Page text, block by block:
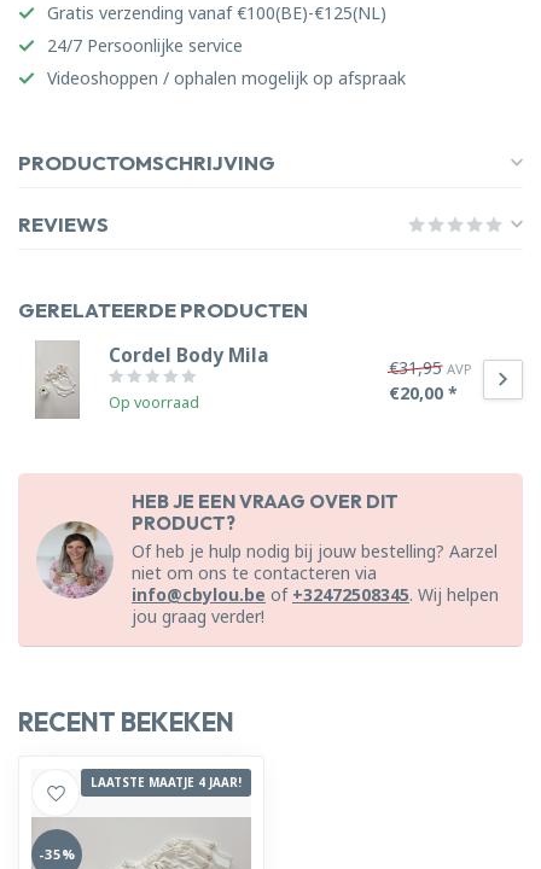
Gratis verzending vanaf €100(BE)-€125(NL)
24/7 Persoonlijke service
Videoshoppen / ophalen mogelijk op afspraak
PRODUCTOMSCHRIJVING
REVIEWS
GERELATEERDE PRODUCTEN
Cordel Body Mila
Op voorraad
€31,95 AVP
€20,00 *
HEB JE EEN VRAAG OVER DIT
PRODUCT?
Of heb je hulp nodig bij jouw bestelling? Aarzel
niet om ons te contacteren via
info@cbylou.be of +32472508345. Wij helpen
jou graag verder!
RECENT BEKEKEN
LAATSTE MAATJE 4 JAAR!
-35%